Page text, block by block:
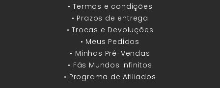
• Termos e condições
• Prazos de entrega
• Trocas e Devoluções
• Meus Pedidos
• Minhas Pré-Vendas
• Fãs Mundos Infinitos
• Programa de Afiliados